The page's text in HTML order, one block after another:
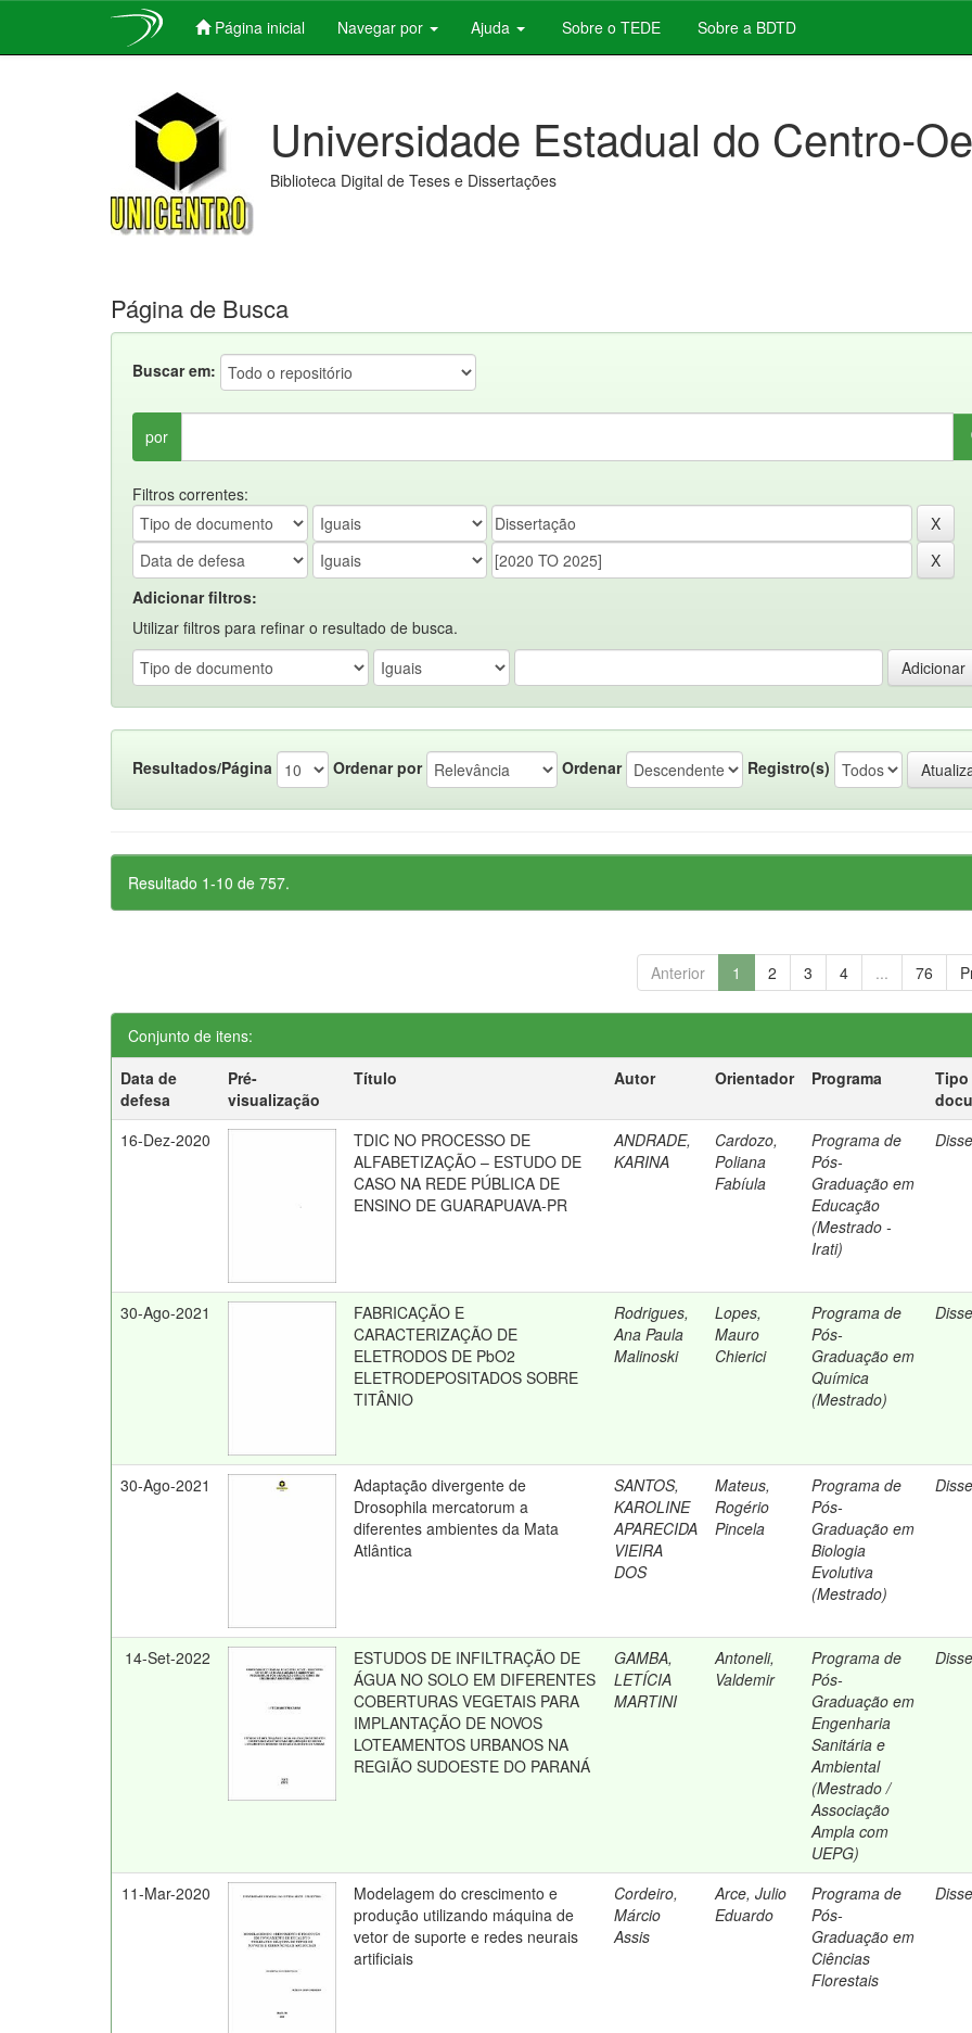
Página inicial Navegar por Ajuda Sobre o TEDE Sobre a BDTD
Universidade Estadual do Centro-
Biblioteca Digital de Teses e Dissertações
Página de Busca
Buscar em:
por
Filtros correntes:
Adicionar filtros:
Utilizar filtros para refinar o resultado de busca.
Resultados/Página Ordenar por Ordenar Registro(s)
Resultado 1-10 de 757.
Anterior 1 2 3 4 ... 76
Conjunto de itens:
Data de
defesa
Pré-
visualização
Título Autor Orientador Programa
Tipo
16-Dez-2020
TDIC NO PROCESSO DE
ALFABETIZAÇÃO – ESTUDO DE
CASO NA REDE PÚBLICA DE
ENSINO DE GUARAPUAVA-PR
ANDRADE,
KARINA
Cardozo,
Poliana
Fabíula
Programa de
Pós-
Graduação em
Educação
(Mestrado -
Irati)
30-Ago-2021
FABRICAÇÃO E
CARACTERIZAÇÃO DE
ELETRODOS DE PbO2
ELETRODEPOSITADOS SOBRE
TITÂNIO
Rodrigues,
Ana Paula
Malinoski
Lopes,
Mauro
Chierici
Programa de
Pós-
Graduação em
Química
(Mestrado)
30-Ago-2021
Adaptação divergente de
Drosophila mercatorum a
diferentes ambientes da Mata
Atlântica
SANTOS,
KAROLINE
APARECIDA
VIEIRA
DOS
Mateus,
Rogério
Pincela
Programa de
Pós-
Graduação em
Biologia
Evolutiva
(Mestrado)
14-Set-2022
ESTUDOS DE INFILTRAÇÃO DE
ÁGUA NO SOLO EM DIFERENTES
COBERTURAS VEGETAIS PARA
IMPLANTAÇÃO DE NOVOS
LOTEAMENTOS URBANOS NA
REGIÃO SUDOESTE DO PARANÁ
GAMBA,
LETÍCIA
MARTINI
Antoneli,
Valdemir
Programa de
Pós-
Graduação em
Engenharia
Sanitária e
Ambiental
(Mestrado /
Associação
Ampla com
UEPG)
11-Mar-2020
Modelagem do crescimento e
produção utilizando máquina de
vetor de suporte e redes neurais
artificiais
Cordeiro,
Márcio
Assis
Arce, Julio
Eduardo
Programa de
Pós-
Graduação em
Ciências
Florestais